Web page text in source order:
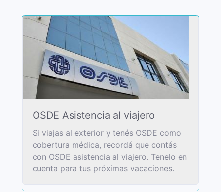
OSDE Asistencia al viajero
Si viajas al exterior y tenés OSDE como
cobertura médica, recordá que contás
con OSDE asistencia al viajero. Tenelo en
cuenta para tus próximas vacaciones.